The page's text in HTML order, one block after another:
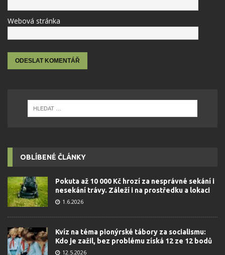
Webová stránka
OBLÍBENÉ ČLÁNKY
Pokuta až 10 000 Kč hrozí za nesprávné sekání i
nesekání trávy. Záleží i na prostředku a lokaci
1.6.2026
Kvíz na téma pionýrské tábory za socialismu:
Kdo je zažil, bez problému získá 12 ze 12 bodů
12.5.2026